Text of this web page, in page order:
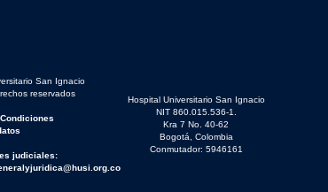
San Ignacio
reservados
judiciales:
Hospital Universitario San Ignacio
NIT 860.015.536-1.
Kra 7 No. 40-62
Bogotá, Colombia
Conmutador: 5946161